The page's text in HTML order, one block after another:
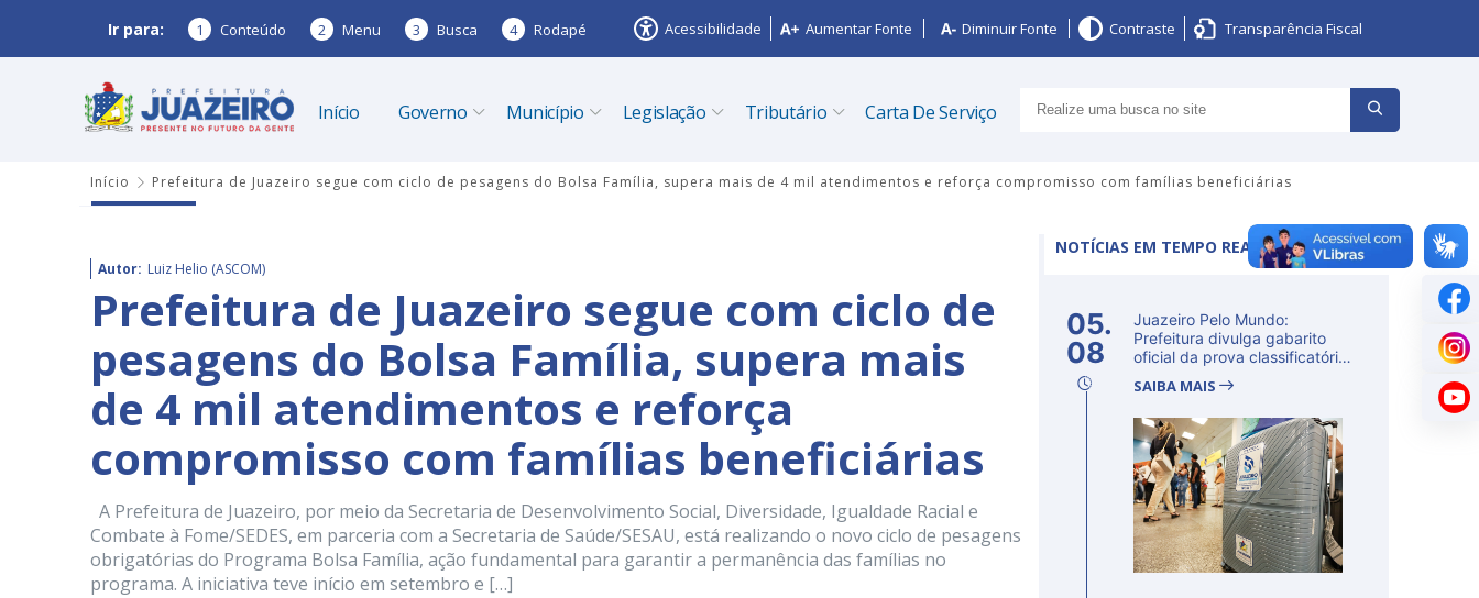
Ir para: 1 Conteúdo 2 Menu 3 Busca 4 Rodapé Acessibilidade Aumentar Fonte Diminuir Fonte Contraste Transparência Fiscal
Início Governo Município Legislação Tributário Carta De Serviço
Início Prefeitura de Juazeiro segue com ciclo de pesagens do Bolsa Família, supera mais de 4 mil atendimentos e reforça compromisso com famílias beneficiárias
Autor: Luiz Helio (ASCOM)
Prefeitura de Juazeiro segue com ciclo de
pesagens do Bolsa Família, supera mais
de 4 mil atendimentos e reforça
compromisso com famílias beneficiárias
A Prefeitura de Juazeiro, por meio da Secretaria de Desenvolvimento Social, Diversidade, Igualdade Racial e
Combate à Fome/SEDES, em parceria com a Secretaria de Saúde/SESAU, está realizando o novo ciclo de pesagens
obrigatórias do Programa Bolsa Família, ação fundamental para garantir a permanência das famílias no
programa. A iniciativa teve início em setembro e […]
NOTÍCIAS EM TEMPO REAL
05.
08
Juazeiro Pelo Mundo:
Prefeitura divulga gabarito
oficial da prova classificatória
SAIBA MAIS